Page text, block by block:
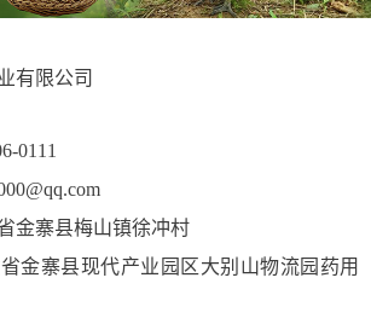
有限公司
0111
金寨县梅山镇徐冲村
金寨县现代产业园区大别山物流园药用